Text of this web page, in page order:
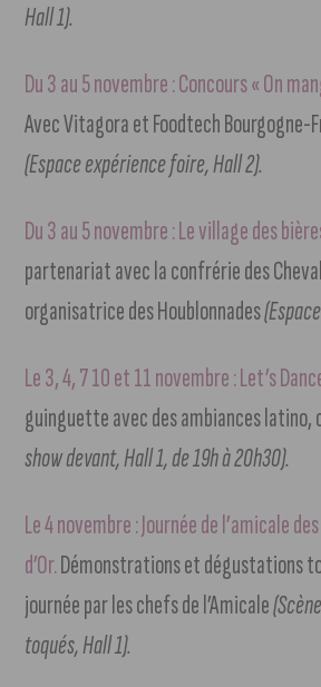
Hall 1).
Du 3 au 5 novembre : Concours « On
Avec Vitagora et Foodtech Bourgogne-
(Espace expérience foire, Hall 2).
Du 3 au 5 novembre : Le village des
partenariat avec la confrérie des
organisatrice des Houblonnades
Le 3, 4, 7 10 et 11 novembre : Let’s
guinguette avec des ambiances
show devant, Hall 1, de 19h à 20h30).
Le 4 novembre : Journée de l’amicale
d’Or.Démonstrations et dégustations
journée par les chefs de l’Amicale
toqués, Hall 1).